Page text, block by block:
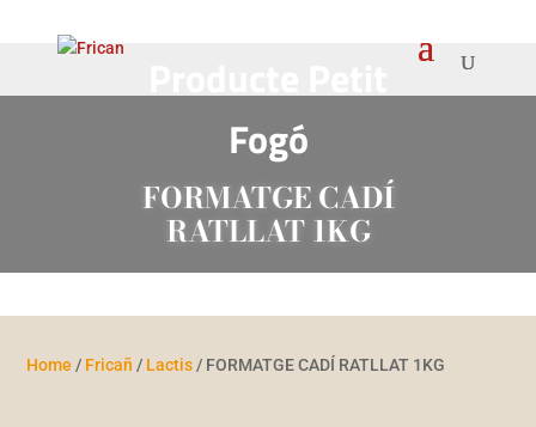
Fogó
FORMATGE CADÍ
RATLLAT 1KG
Home / Fricañ / Lactis / FORMATGE CADÍ RATLLAT 1KG